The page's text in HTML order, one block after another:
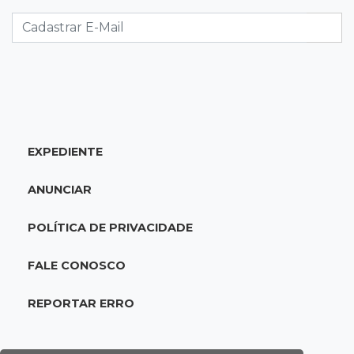
disputa com seis equipes
21:02Futebol de base
conquista o estadual sub-13
Participantes do Encceja 2026 já podem
EXPEDIENTE
ANUNCIAR
POLÍTICA DE PRIVACIDADE
FALE CONOSCO
REPORTAR ERRO